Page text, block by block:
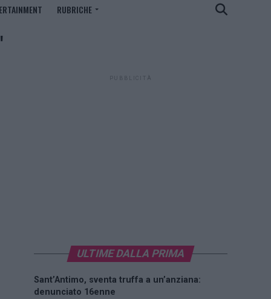
RUBRICHE
PUBBLICITÀ
ULTIME DALLA PRIMA
Sant’Antimo, sventa truffa a un’anziana:
denunciato 16enne